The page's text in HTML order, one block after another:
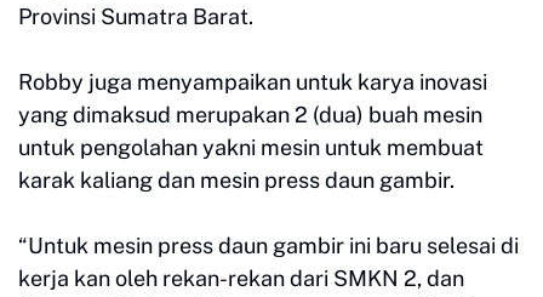
Provinsi Sumatra Barat.
Robby juga menyampaikan untuk karya inovasi
yang dimaksud merupakan 2 (dua) buah mesin
untuk pengolahan yakni mesin untuk membuat
karak kaliang dan mesin press daun gambir.
“Untuk mesin press daun gambir ini baru selesai di
kerja kan oleh rekan-rekan dari SMKN 2, dan